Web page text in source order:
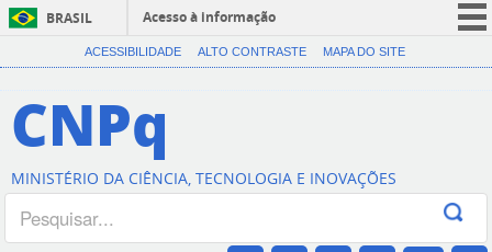
BRASIL
Acesso à informação
CORONAVÍRUS (COVID-19)
Canais
ACESSIBILIDADE ALTO CONTRASTE MAPA DO SITE
CNPq
MINISTÉRIO DA CIÊNCIA, TECNOLOGIA E INOVAÇÕES